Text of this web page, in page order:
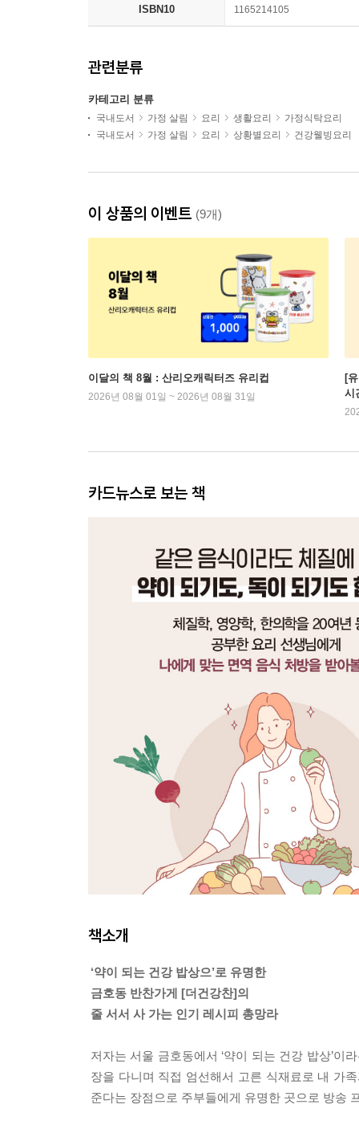
ISBN10 1165214105
관련분류
카테고리 분류
국내도서 가정 살림 요리 생활요리
가정식탁요리
국내도서
가정 살림 요리 상황별요리 건강웰빙요리
이 상품의 이벤트 (9개)
이달의 책 8월 : 산리오캐릭터즈 유리컵
2026년 08월 01일 ~ 2026년 08월 31일
[
시
카드뉴스로 보는 책
책소개
‘약이 되는 건강 밥상으’로 유명한
금호동 반찬가게 [더건강찬]의
줄 서서 사 가는 인기 레시피 총망라
저자는 서울 금호동에서 ‘약이 되는 건강 밥상’
장을 다니며 직접 엄선해서 고른 식재료로 내 가
준다는 장점으로 주부들에게 유명한 곳으로 방송